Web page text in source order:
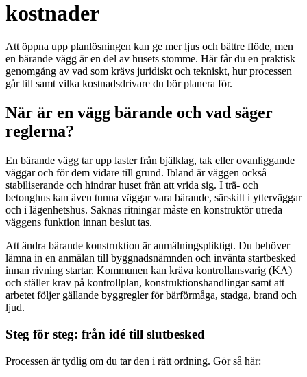
kostnader
Att öppna upp planlösningen kan ge mer ljus och bättre flöde, men
en bärande vägg är en del av husets stomme. Här får du en praktisk
genomgång av vad som krävs juridiskt och tekniskt, hur processen
går till samt vilka kostnadsdrivare du bör planera för.
När är en vägg bärande och vad säger
reglerna?
En bärande vägg tar upp laster från bjälklag, tak eller ovanliggande
väggar och för dem vidare till grund. Ibland är väggen också
stabiliserande och hindrar huset från att vrida sig. I trä- och
betonghus kan även tunna väggar vara bärande, särskilt i ytterväggar
och i lägenhetshus. Saknas ritningar måste en konstruktör utreda
väggens funktion innan beslut tas.
Att ändra bärande konstruktion är anmälningspliktigt. Du behöver
lämna in en anmälan till byggnadsnämnden och invänta startbesked
innan rivning startar. Kommunen kan kräva kontrollansvarig (KA)
och ställer krav på kontrollplan, konstruktionshandlingar samt att
arbetet följer gällande byggregler för bärförmåga, stadga, brand och
ljud.
Steg för steg: från idé till slutbesked
Processen är tydlig om du tar den i rätt ordning. Gör så här: